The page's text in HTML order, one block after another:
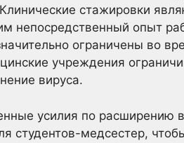
стажировки
непосредственный опыт
ограничены во
учреждения
вируса.
усилия по расширению
студентов-медсестер,